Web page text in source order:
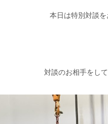
本日は特別対談
対談のお相手をし